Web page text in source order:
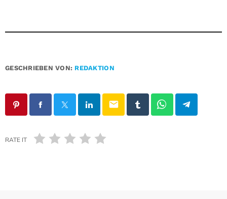
GESCHRIEBEN VON: REDAKTION
email
RATE IT